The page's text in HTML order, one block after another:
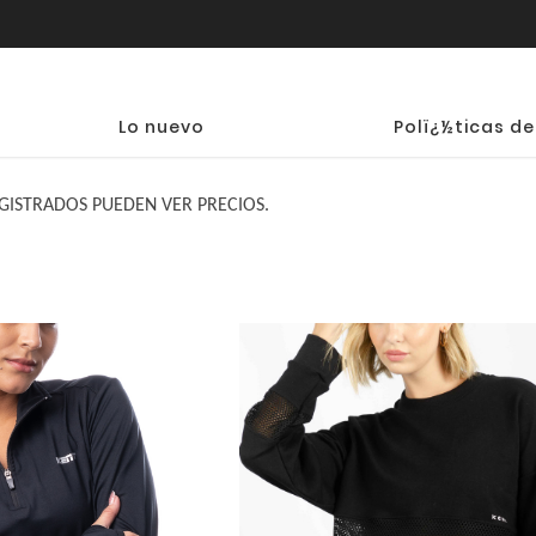
Lo nuevo Polï¿½ticas
PUEDEN VER PRECIOS.